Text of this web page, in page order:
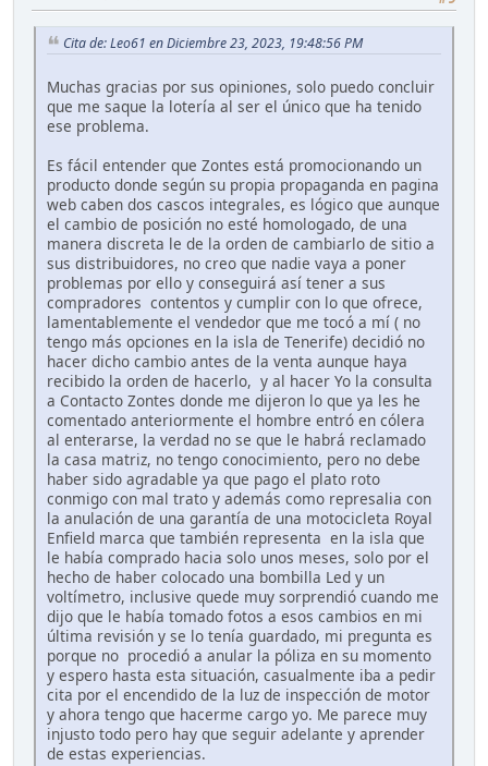
Cita de: Leo61 en Diciembre 23, 2023, 19:48:56 PM
Muchas gracias por sus opiniones, solo puedo concluir
que me saque la lotería al ser el único que ha tenido
ese problema.
Es fácil entender que Zontes está promocionando un
producto donde según su propia propaganda en pagina
web caben dos cascos integrales, es lógico que aunque
el cambio de posición no esté homologado, de una
manera discreta le de la orden de cambiarlo de sitio a
sus distribuidores, no creo que nadie vaya a poner
problemas por ello y conseguirá así tener a sus
compradores contentos y cumplir con lo que ofrece,
lamentablemente el vendedor que me tocó a mí ( no
tengo más opciones en la isla de Tenerife) decidió no
hacer dicho cambio antes de la venta aunque haya
recibido la orden de hacerlo, y al hacer Yo la consulta
a Contacto Zontes donde me dijeron lo que ya les he
comentado anteriormente el hombre entró en cólera
al enterarse, la verdad no se que le habrá reclamado
la casa matriz, no tengo conocimiento, pero no debe
haber sido agradable ya que pago el plato roto
conmigo con mal trato y además como represalia con
la anulación de una garantía de una motocicleta Royal
Enfield marca que también representa en la isla que
le había comprado hacia solo unos meses, solo por el
hecho de haber colocado una bombilla Led y un
voltímetro, inclusive quede muy sorprendió cuando me
dijo que le había tomado fotos a esos cambios en mi
última revisión y se lo tenía guardado, mi pregunta es
porque no procedió a anular la póliza en su momento
y espero hasta esta situación, casualmente iba a pedir
cita por el encendido de la luz de inspección de motor
y ahora tengo que hacerme cargo yo. Me parece muy
injusto todo pero hay que seguir adelante y aprender
de estas experiencias.